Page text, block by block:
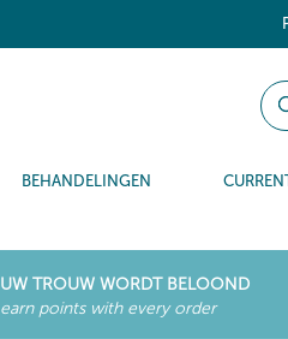
BEHANDELINGEN
UW TROUW WORDT BELOOND
earn points with every order